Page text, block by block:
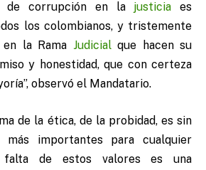
de corrupción en la justicia es
los colombianos, y tristemente
la Rama Judicialque hacen su
y honestidad, que con certeza
observó el Mandatario.
de la ética, de la probidad, es sin
importantes para cualquier
falta de estos valores es una